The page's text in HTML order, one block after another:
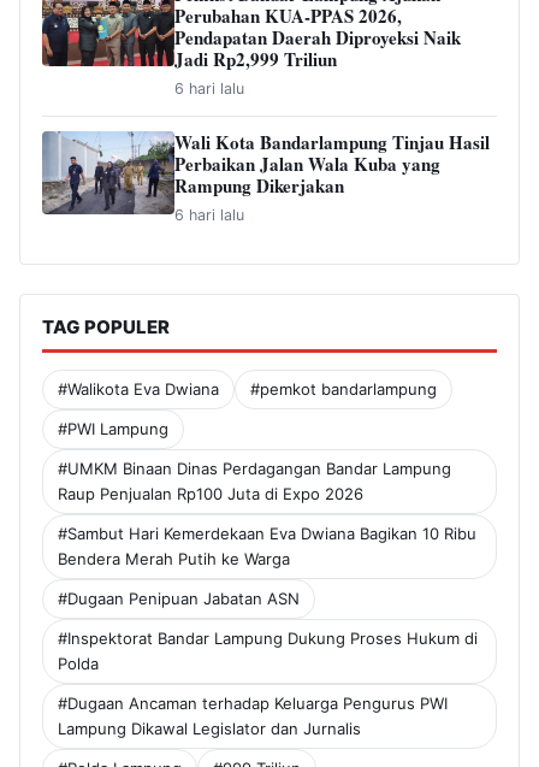
Perubahan KUA-PPAS 2026,
Pendapatan Daerah Diproyeksi Naik
Jadi Rp2,999 Triliun
6 hari lalu
Wali Kota Bandarlampung Tinjau Hasil
Perbaikan Jalan Wala Kuba yang
Rampung Dikerjakan
6 hari lalu
TAG POPULER
#Walikota Eva Dwiana #pemkot bandarlampung
#PWI Lampung
#UMKM Binaan Dinas Perdagangan Bandar Lampung
Raup Penjualan Rp100 Juta di Expo 2026
#Sambut Hari Kemerdekaan Eva Dwiana Bagikan 10 Ribu
Bendera Merah Putih ke Warga
#Dugaan Penipuan Jabatan ASN
#Inspektorat Bandar Lampung Dukung Proses Hukum di
Polda
#Dugaan Ancaman terhadap Keluarga Pengurus PWI
Lampung Dikawal Legislator dan Jurnalis